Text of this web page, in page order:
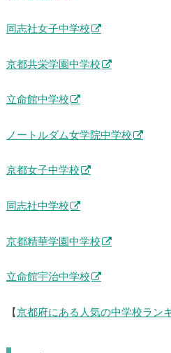
同志社女子中学校
京都共栄学園中学校
立命館中学校
ノートルダム女学院中学校
京都女子中学校
同志社中学校
京都精華学園中学校
立命館宇治中学校
【 京都府にある人気の中学校ラン